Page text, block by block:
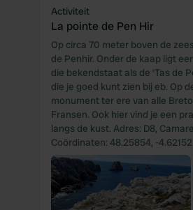
Activiteit
La pointe de Pen Hir
Op circa 70 meter boven de
de Penhir. Onder de kaap ligt
die bekendstaat als de ‘Tas de
die je goed kunt zien bij eb. Op
monument ter ere van alle
Fransen. Ook hier vind je een
langs de kust. Adres: D8,
Coördinaten: 48.25854, -4.62152